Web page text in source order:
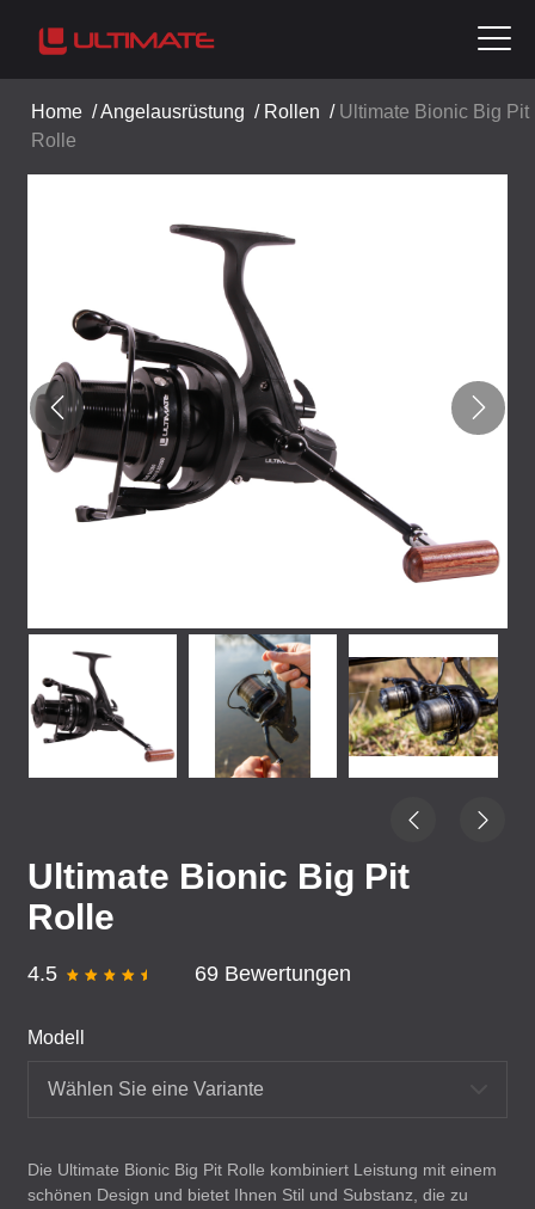
Home /Angelausrüstung / Rollen / Ultimate Bionic Big Pit
Rolle
Ultimate Bionic Big Pit
Rolle
4.5 69 Bewertungen
Modell
Wählen Sie eine Variante
Die Ultimate Bionic Big Pit Rolle kombiniert Leistung mit einem
schönen Design und bietet Ihnen Stil und Substanz, die zu